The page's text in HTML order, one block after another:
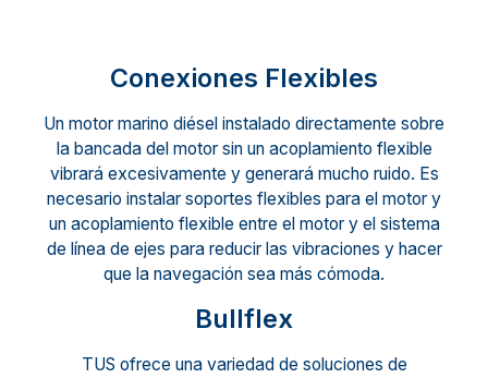
Conexiones Flexibles
Un motor marino diésel instalado directamente sobre
la bancada del motor sin un acoplamiento flexible
vibrará excesivamente y generará mucho ruido. Es
necesario instalar soportes flexibles para el motor y
un acoplamiento flexible entre el motor y el sistema
de línea de ejes para reducir las vibraciones y hacer
que la navegación sea más cómoda.
Bullflex
TUS ofrece una variedad de soluciones de